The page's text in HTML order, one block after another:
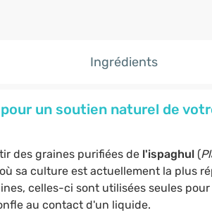
Ingrédients
un soutien naturel de
des graines purifiées de l'ispaghul(
sa culture est actuellement la plus
celles-ci sont utilisées seules
au contact d'un liquide.